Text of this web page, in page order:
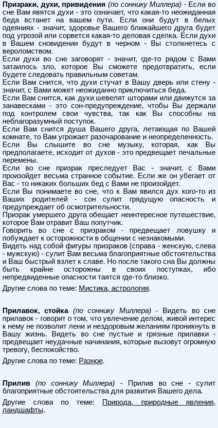
Призраки, духи, привидения (по соннику Миллера) - Если во
сне Вам явятся духи - это означает, что какая-то неожиданная
беда встанет на вашем пути. Если они будут в белых
одеяниях - значит, здоровье Вашего ближайшего друга будет
под угрозой или сорвется какая-то деловая сделка. Если духи
в Вашем сновидении будут в черном - Вы столкнетесь с
вероломством.
Если духи во сне заговорят - значит, где-то рядом с Вами
затаилось зло, которое Вы сможете предотвратить, если
будете следовать правильным советам.
Если Вам снится, что духи стучат в Вашу дверь или стену -
значит, с Вами может неожиданно приключиться беда.
Если Вам снится, как духи шевелят шторами или движутся за
занавесками - это сон-предупреждение, чтобы Вы держали
под контролем свои чувства, так как Вы способны на
неблагоразумный поступок.
Если Вам снится душа Вашего друга, летающая по Вашей
комнате, то Вам угрожает разочарование и неопределенность.
Если Вы слышите во сне музыку, которая, как Вы
предполагаете, исходит от духов - это предвещает печальные
перемены.
Если во сне призрак преследует Вас - значит, с Вами
произойдет весьма странное событие. Если же он убегает от
Вас - то никаких больших бед с Вами не произойдет.
Если Вы понимаете во сне, что к Вам явился дух кого-то из
Ваших родителей - сон сулит грядущую опасность и
предупреждает об осмотрительности.
Призрак умершего друга обещает неинтересное путешествие,
которое Вам отравит Ваш попутчик.
Говорить во сне с призраком - предвещает ловушку и
побуждает к осторожности в общении с незнакомыми.
Видеть над собой фигуры призраков (справа - женскую, слева
- мужскую) - сулит Вам весьма благоприятные обстоятельства
и Ваш быстрый взлет к славе. Но после такого сна Вы должны
быть крайне осторожны в своих поступках, ибо
непредвиденные опасности таятся где-то близко.
Другие слова по теме: Мистика, астрология.
Прилавок, стойка (по соннику Миллера) - Видеть во сне
прилавок - говорит о том, что увлечение делом, живой интерес
к нему не позволит лени и нездоровым желаниям проникнуть в
Вашу жизнь. Видеть во сне пустые и грязные прилавки -
предвещает неудачные начинания, которые вызовут огромную
тревогу, беспокойство.
Другие слова по теме: Разное.
Прилив (по соннику Миллера) - Прилив во сне - сулит
благоприятные обстоятельства для развития Вашего дела.
Другие слова по теме:
Природа, природные явления,
ландшафты.